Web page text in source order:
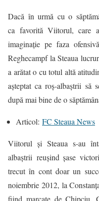
Dacă în urmă cu o
ca favorită Viitorul, care
imaginaţie pe faza
Reghecampf la Steaua
a arătat o cu totul altă
aşteptat ca roș-albaștrii
după mai bine de o
Articol: FC Steaua News
Viitorul şi Steaua s-au
albaștrii reuşind șase
trecut în cont doar un
noiembrie 2012, la
fiind marcate de Chipciu,